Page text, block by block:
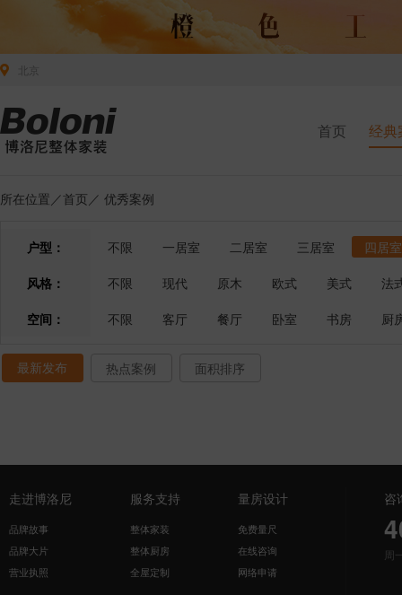
首页 经典
所在位置／首页 ／ 优秀案例
户型： 不限 一居室 二居室 三居室
四居室
风格：
不限 现代 原木 欧式 美式
法
空间：
不限 客厅 餐厅 卧室 书房 厨
最新发布 热点案例 面积排序
走进博洛尼
品牌故事
品牌大片
营业执照
服务支持
整体家装
整体厨房
全屋定制
量房设计
免费量尺
在线咨询
网络申请
咨
周